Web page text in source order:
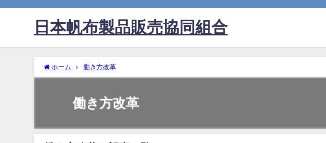
日本帆布製品販売協同組合
ホーム 働き方改革
働き方改革